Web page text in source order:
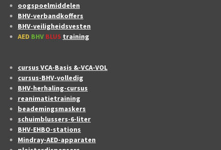
oogspoelmiddelen
BHV-verbandkoffers
BHV-veiligheidsvesten
AED BHV BLUS training
cursus VCA-Basis &-VCA-VOL
cursus-BHV-volledig
BHV-herhaling-cursus
reanimatietraining
beademingsmaskers
schuimblussers-6-liter
BHV-EHBO-stations
Mindray-AED-apparaten